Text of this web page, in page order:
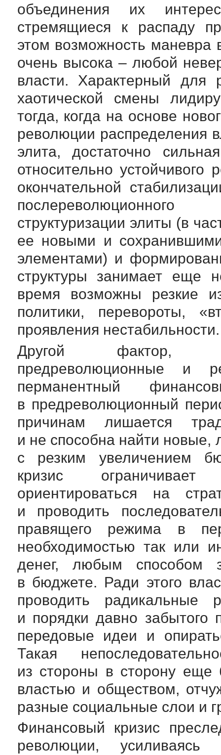
объединения их
стремящиеся к распаду
этом возможность маневра
очень высока – любой
власти. Характерный для
хаотической смены
тогда, когда на основе
революции распределения
элита, достаточно
относительно
окончательной
структуризации элиты (в
ее новыми и
элементами) и
структуры занимает еще
время возможны резкие
политики, перевороты,
проявления нестабильности.
Другой фактор,
предреволюционные и
перманентный
в предреволюционный
причинам лишается
и не способна найти новые,
с резким увеличением
кризис ограничивает
ориентироваться на
и проводить
правящего режима в
необходимостью так или
денег, любым способом
в бюджете. Ради этого
проводить
и порядки давно забытого
передовые идеи и
Такая
из стороны в сторону еще
властью и обществом,
разные социальные слои и
Финансовый кризис
революции, усиливаясь